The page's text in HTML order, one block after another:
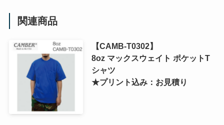
関連商品
【CAMB-T0302】
8oz マックスウェイト ポケットT
シャツ
★プリント込み：お見積り